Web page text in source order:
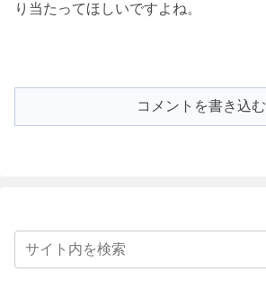
り当たってほしいですよね。
コメントを書き込む